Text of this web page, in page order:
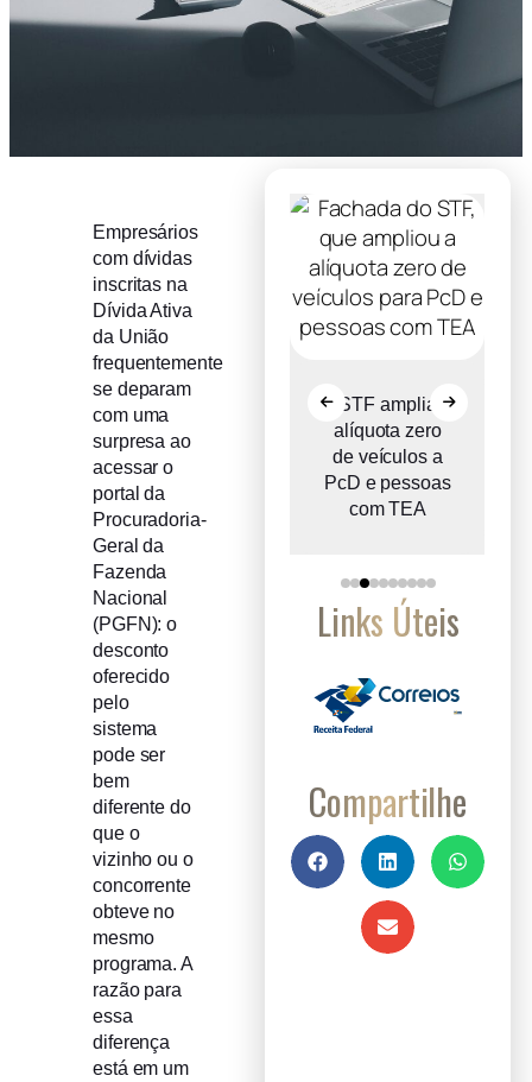
Empresários
com dívidas
inscritas na
Dívida Ativa
da União
frequentemente
se deparam
com uma
surpresa ao
acessar o
portal da
Procuradoria-
Geral da
Fazenda
Nacional
(PGFN): o
desconto
oferecido
pelo
sistema
pode ser
bem
diferente do
que o
vizinho ou o
concorrente
obteve no
mesmo
programa. A
razão para
essa
diferença
está em um
Comitê Gestor
reter metade de
2027
STF amplia
alíquota zero
de veículos a
PcD e pessoas
com TEA
Links Úteis
Compartilhe